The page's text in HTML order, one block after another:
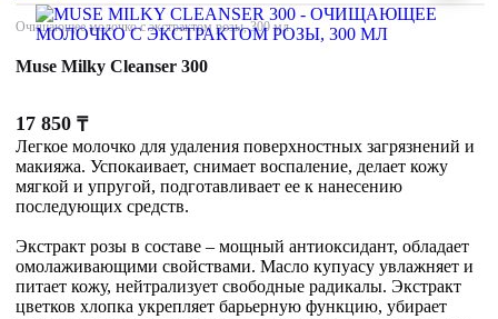
Очищающее молочко с экстрактом розы, 300 мл
Muse Milky Cleanser 300
17 850 ₸
Легкое молочко для удаления поверхностных загрязнений и
макияжа. Успокаивает, снимает воспаление, делает кожу
мягкой и упругой, подготавливает ее к нанесению
последующих средств.
Экстракт розы в составе – мощный антиоксидант, обладает
омолаживающими свойствами. Масло купуасу увлажняет и
питает кожу, нейтрализует свободные радикалы. Экстракт
цветков хлопка укрепляет барьерную функцию, убирает